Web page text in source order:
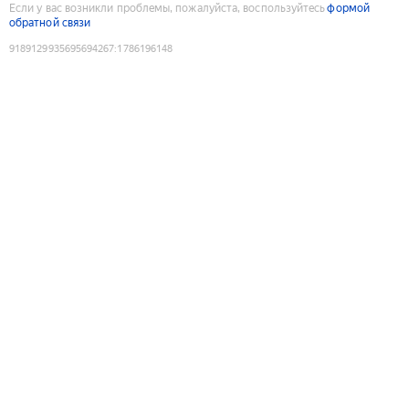
Если у вас возникли проблемы, пожалуйста, воспользуйтесьформой
обратной связи
9189129935695694267:1786196148